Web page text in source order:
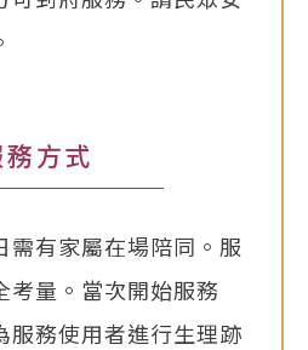
務方式
需有家屬在場陪同。服
考量。當次開始服務
服務使用者進行生理跡